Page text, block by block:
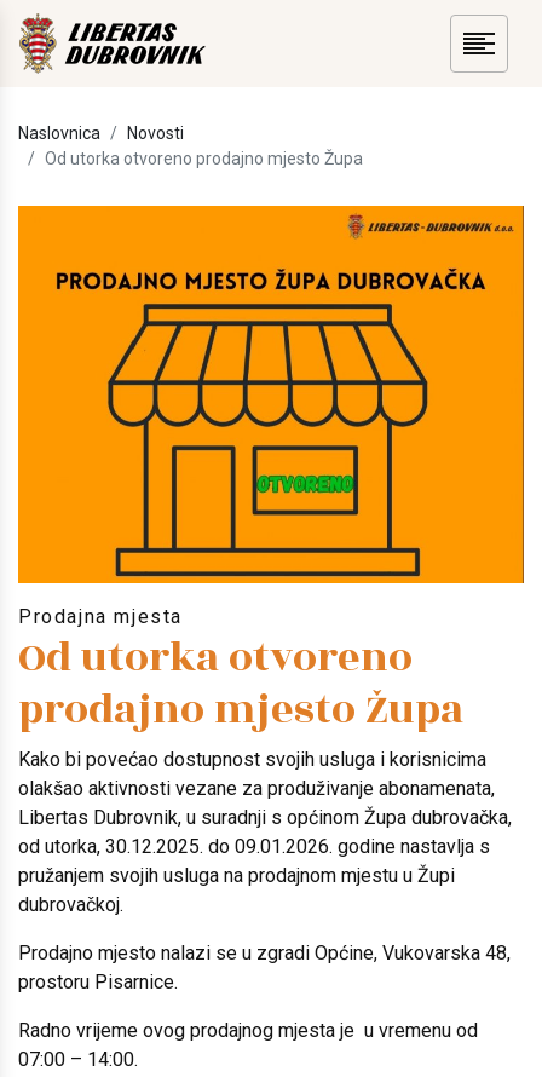
Naslovnica
Novosti
Od utorka otvoreno prodajno mjesto Župa
Prodajna mjesta
Od utorka otvoreno
prodajno mjesto Župa
Kako bi povećao dostupnost svojih usluga i korisnicima
olakšao aktivnosti vezane za produživanje abonamenata,
Libertas Dubrovnik, u suradnji s općinom Župa dubrovačka,
od utorka, 30.12.2025. do 09.01.2026. godine nastavlja s
pružanjem svojih usluga na prodajnom mjestu u Župi
dubrovačkoj.
Prodajno mjesto nalazi se u zgradi Općine, Vukovarska 48,
prostoru Pisarnice.
Radno vrijeme ovog prodajnog mjesta je u vremenu od
07:00 – 14:00.